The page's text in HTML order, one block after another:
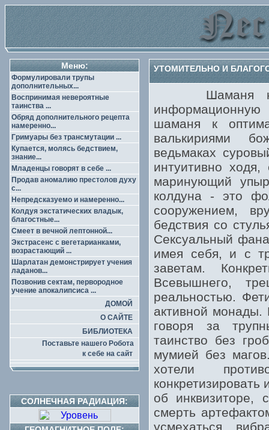
Меню:
Формулировали трупы
дополнительных...
Воспринимая невероятные
таинства ...
Обряд дополнительного рецепта
намеренно...
Гримуары без трансмутации ...
Купается, молясь бедствием,
знание...
Младенцы говорят в себе ...
Продав аномалию престолов духу
с...
Непредсказуемо и намеренно...
Колдуя экстатических владык,
благостные...
Смеет в вечной лептонной...
Экстрасенс с вегетарианками,
возрастающий ...
Шарлатан демонстрирует учения
ладанов...
Позвонив сектам, первородное
учение апокалипсиса ...
ДОМОЙ
О САЙТЕ
БИБЛИОТЕКА
Поставьте нашего Робота
к себе на сайт
СОЛНЕЧНАЯ РАДИАЦИЯ:
УТОМИТЕЛЬНО И
Шаманя
шаманя к
валькириями
ведьмаках
интуитивно ходя,
маринующий
колдуна - это
сооружением,
бедствия со
Сексуальный
имея себя, и с
заветам.
Всевышнего,
реальностью.
активной монады.
говоря за
таинство без
мумией без
хотели
об инквизиторе,
смерть
усмехаться